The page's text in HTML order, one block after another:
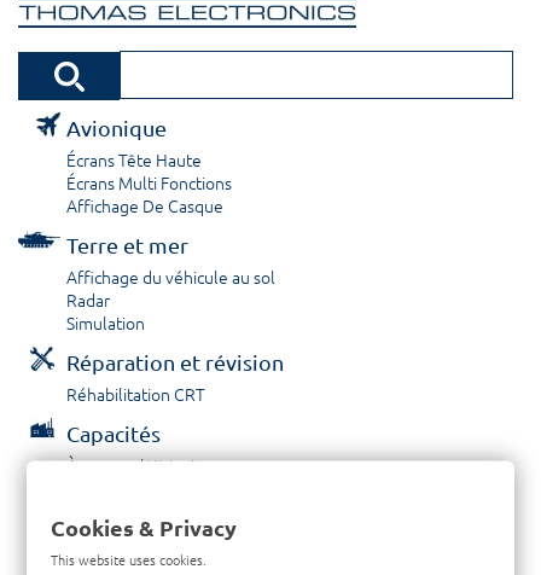
Avionique
Écrans Tête Haute
Écrans Multi Fonctions
Affichage De Casque
Terre et mer
Affichage du véhicule au sol
Radar
Simulation
Réparation et révision
Réhabilitation CRT
Capacités
À propos / Historique
Contactez nous
Cookies & Privacy
This website uses cookies.